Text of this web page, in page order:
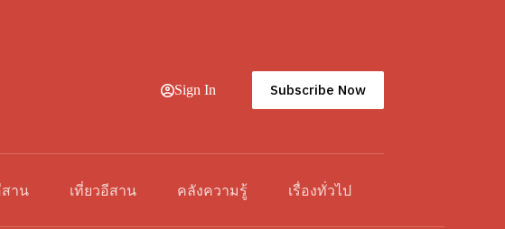
Sign In Subscribe Now
สาน เที่ยวอีสาน คลังความรู้ เรื่องทั่วไป